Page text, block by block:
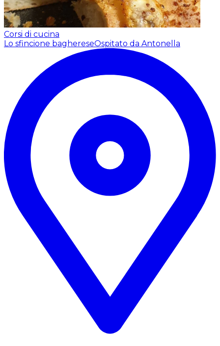
Corsi di cucina
Lo sfincione baghereseOspitato da Antonella